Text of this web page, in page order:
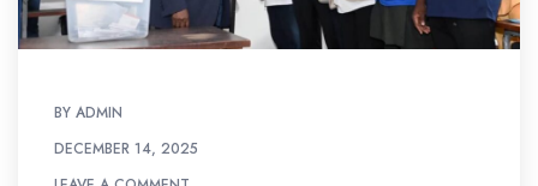
BY ADMIN
DECEMBER 14, 2025